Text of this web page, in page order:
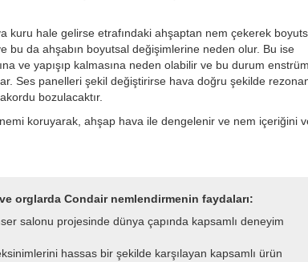
kuru hale gelirse etrafındaki ahşaptan nem çekerek
bu da ahşabın boyutsal değişimlerine neden olur. Bu ise
ve yapışıp kalmasına neden olabilir ve bu durum
Ses panelleri şekil değiştirirse hava doğru şekilde
bozulacaktır.
koruyarak, ahşap hava ile dengelenir ve nem içeriğini
orglarda Condair nemlendirmenin faydaları:
salonu projesinde dünya çapında kapsamlı deneyim
hassas bir şekilde karşılayan kapsamlı ürün